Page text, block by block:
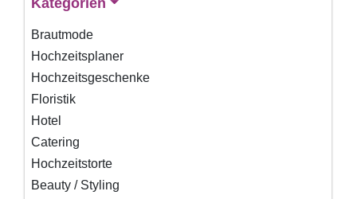
Kategorien
Brautmode
Hochzeitsplaner
Hochzeitsgeschenke
Floristik
Hotel
Catering
Hochzeitstorte
Beauty / Styling